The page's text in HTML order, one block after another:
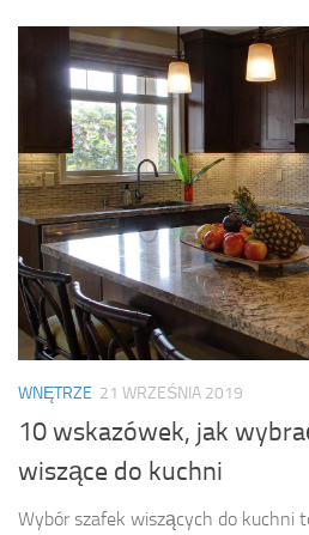
WNĘTRZE 21 WRZEŚNIA 2019
10 wskazówek, jak
wiszące do kuchni
Wybór szafek wiszących do kuchni